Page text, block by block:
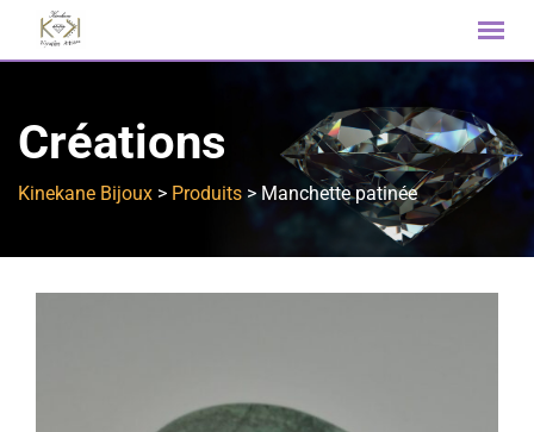
Créations
Kinekane Bijoux > Produits > Manchette patinée